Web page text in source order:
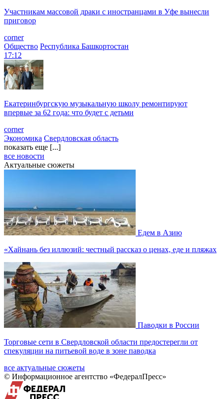
Участникам массовой драки с иностранцами в Уфе вынесли
приговор
corner
Общество Республика Башкортостан
17:12
Екатеринбургскую музыкальную школу ремонтируют
впервые за 62 года: что будет с детьми
corner
Экономика Свердловская область
показать еще [...]
все новости
Актуальные сюжеты
Едем в Азию
«Хайнань без иллюзий: честный рассказ о ценах, еде и пляжах
Паводки в России
Торговые сети в Свердловской области предостерегли от
спекуляции на питьевой воде в зоне паводка
все актуальные сюжеты
© Информационное агентство «ФедералПресс»